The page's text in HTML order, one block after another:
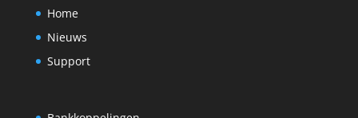
Home
Nieuws
Support